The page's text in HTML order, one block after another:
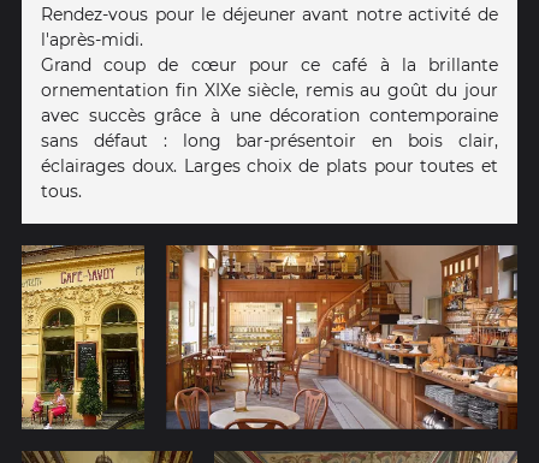
Rendez-vous pour le déjeuner avant notre activité de
l'après-midi.
Grand coup de cœur pour ce café à la brillante
ornementation fin XIXe siècle, remis au goût du jour
avec succès grâce à une décoration contemporaine
sans défaut : long bar-présentoir en bois clair,
éclairages doux. Larges choix de plats pour toutes et
tous.